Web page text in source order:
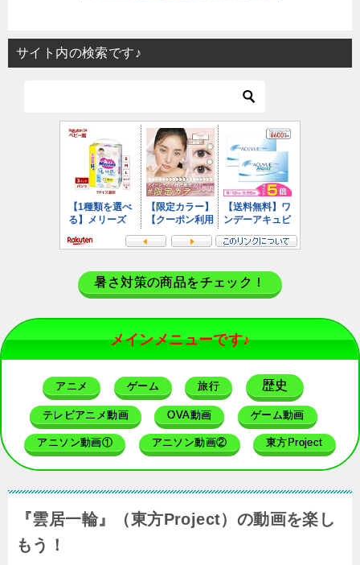
サイト内の検索です♪
暑さ対策の商品をチェック！
メインメニューです♪
アニメ ゲーム 旅行 歴史
テレビアニメ動画 OVA動画 ゲーム動画
アニソン動画① アニソン動画② 東方Project
『雲居一輪』（東方Project）の動画を楽し
もう！